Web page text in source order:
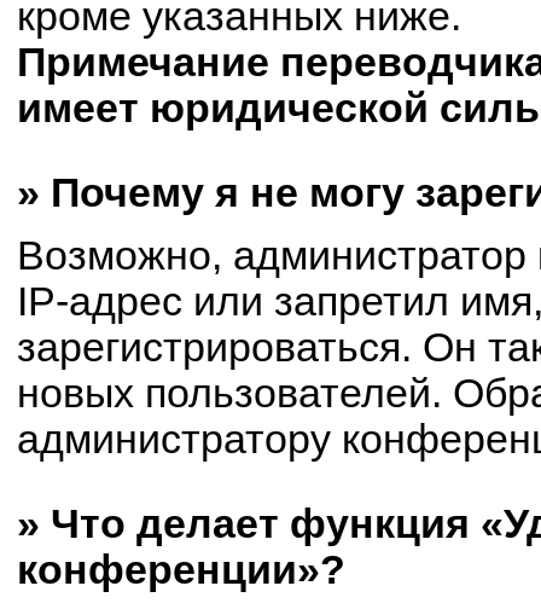
кроме указанных ниже.
Примечание
имеет юридической
» Почему я не могу
Возможно,
IP-адрес или запретил
зарегистрироваться. Он
новых пользователей.
администратору
» Что делает функция
конференции»?